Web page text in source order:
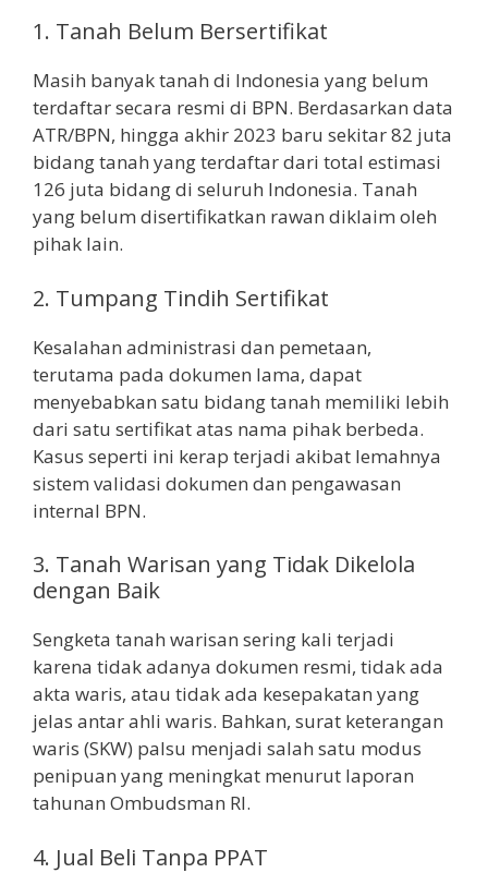
1. Tanah Belum Bersertifikat
Masih banyak tanah di Indonesia yang belum
terdaftar secara resmi di BPN. Berdasarkan data
ATR/BPN, hingga akhir 2023 baru sekitar 82 juta
bidang tanah yang terdaftar dari total estimasi
126 juta bidang di seluruh Indonesia. Tanah
yang belum disertifikatkan rawan diklaim oleh
pihak lain.
2. Tumpang Tindih Sertifikat
Kesalahan administrasi dan pemetaan,
terutama pada dokumen lama, dapat
menyebabkan satu bidang tanah memiliki lebih
dari satu sertifikat atas nama pihak berbeda.
Kasus seperti ini kerap terjadi akibat lemahnya
sistem validasi dokumen dan pengawasan
internal BPN.
3. Tanah Warisan yang Tidak Dikelola
dengan Baik
Sengketa tanah warisan sering kali terjadi
karena tidak adanya dokumen resmi, tidak ada
akta waris, atau tidak ada kesepakatan yang
jelas antar ahli waris. Bahkan, surat keterangan
waris (SKW) palsu menjadi salah satu modus
penipuan yang meningkat menurut laporan
tahunan Ombudsman RI.
4. Jual Beli Tanpa PPAT